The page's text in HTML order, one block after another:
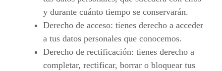
y durante cuánto tiempo se conservarán.
Derecho de acceso: tienes derecho a acceder
a tus datos personales que conocemos.
Derecho de rectificación: tienes derecho a
completar, rectificar, borrar o bloquear tus